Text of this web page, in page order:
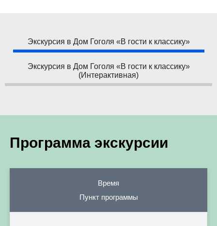
Экскурсия в Дом Гоголя «В гости к классику»
Экскурсия в Дом Гоголя «В гости к классику»
(Интерактивная)
Программа экскурсии
Время
Пункт программы